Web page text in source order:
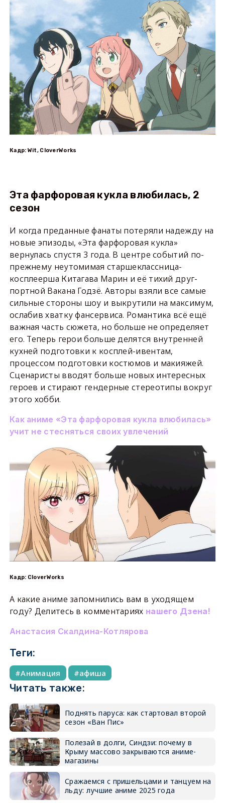
Кадр: Wit, CloverWorks
Эта фарфоровая кукла влюбилась, 2
сезон
И когда преданные фанаты потеряли надежду на
новые эпизоды, «Эта фарфоровая кукла»
вернулась спустя 3 года. В центре событий по-
прежнему неутомимая старшеклассница-
косплеерша Китагава Марин и её тихий друг-
портной Вакана Годзё. Авторы взяли все самые
сильные стороны шоу и выкрутили на максимум,
ослабив хватку фансервиса. Романтика всё ещё
важная часть сюжета, но больше не определяет
его. Теперь герои больше делятся внутренней
кухней подготовки к косплей-ивентам,
процессом подготовки костюмов и макияжей.
Сценаристы вводят больше новых интересных
героев и стирают гендерные стереотипы вокруг
этого хобби.
Как аниме «Эта фарфоровая кукла влюбилась»
учит не стесняться своих увлечений
Кадр: CloverWorks
А какие аниме запомнились вам в уходящем
году? Делитесь в комментариях нашего Дзена!
Анастасия Скалдина-Котлярова
Теги:
Анимация афиша
Читать также:
Поднять паруса: как стартовал второй
сезон «Ван Пис»
Полезай в долги, Синдзи: почему в
Крыму массово закрываются аниме-
магазины
Сражаемся с пришельцами и танцуем на
льду: лучшие аниме 2025 года